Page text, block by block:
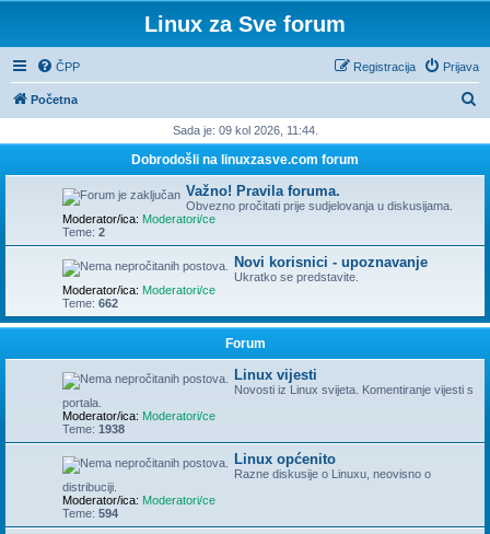
Linux za Sve forum
ČPP Prijava
Registracija
Početna
t
Sada je: 09 kol 2026, 11:44.
Dobrodošli na linuxzasve.com forum
Važno! Pravila foruma.
Obvezno pročitati prije sudjelovanja u diskusijama.
Moderator/ica: Moderatori/ce
Teme: 2
Novi korisnici - upoznavanje
Ukratko se predstavite.
Moderator/ica: Moderatori/ce
Teme: 662
Forum
Linux vijesti
Novosti iz Linux svijeta. Komentiranje vijesti s
portala.
Moderator/ica: Moderatori/ce
Teme: 1938
Linux općenito
Razne diskusije o Linuxu, neovisno o
distribuciji.
Moderator/ica: Moderatori/ce
Teme: 594